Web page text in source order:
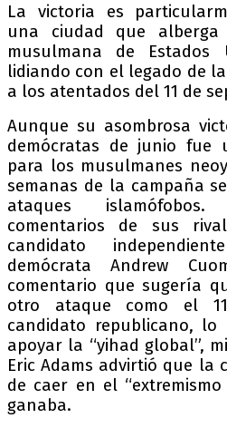
La victoria es
una ciudad que
musulmana de
lidiando con el legado de
a los atentados del 11 de
Aunque su asombrosa
demócratas de junio fue
para los musulmanes
semanas de la campaña
ataques
comentarios de sus
candidato
demócrata Andrew
comentario que sugería
otro ataque como el
candidato republicano, lo
apoyar la “yihad global”,
Eric Adams advirtió que la
de caer en el
ganaba.